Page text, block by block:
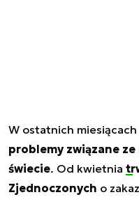
W ostatnich miesiącach
problemy związane ze
świecie. Od kwietnia
Zjednoczonych o